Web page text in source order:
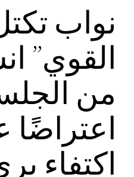
نواب
القوي”
من
اعتراضًا
اكتفاء